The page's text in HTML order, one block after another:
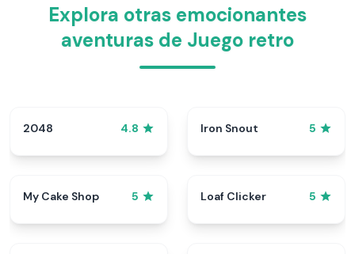
Explora otras emocionantes
aventuras de Juego retro
2048 4.8 Iron Snout 5
My Cake Shop 5 Loaf Clicker 5